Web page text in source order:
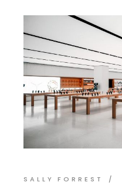
SALLY FORREST